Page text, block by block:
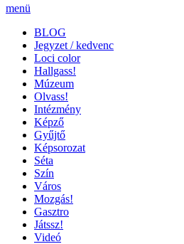
menü
BLOG
Jegyzet / kedvenc
Loci color
Hallgass!
Múzeum
Olvass!
Intézmény
Képző
Gyűjtő
Képsorozat
Séta
Szín
Város
Mozgás!
Gasztro
Játssz!
Videó